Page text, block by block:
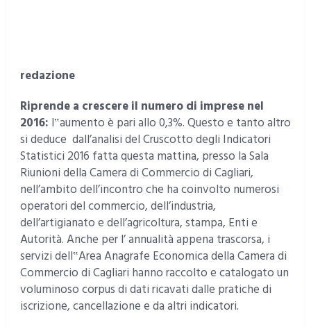
redazione
Riprende a crescere il numero di imprese nel
2016: l‟aumento è pari allo 0,3%. Questo e tanto altro
si deduce dall’analisi del Cruscotto degli Indicatori
Statistici 2016 fatta questa mattina, presso la Sala
Riunioni della Camera di Commercio di Cagliari,
nell’ambito dell’incontro che ha coinvolto numerosi
operatori del commercio, dell’industria,
dell’artigianato e dell’agricoltura, stampa, Enti e
Autorità. Anche per l’ annualità appena trascorsa, i
servizi dell‟Area Anagrafe Economica della Camera di
Commercio di Cagliari hanno raccolto e catalogato un
voluminoso corpus di dati ricavati dalle pratiche di
iscrizione, cancellazione e da altri indicatori.